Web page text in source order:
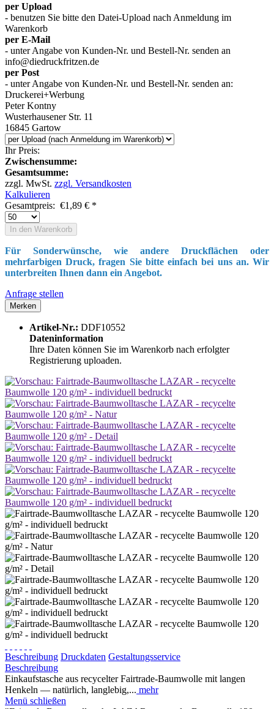
per Upload
- benutzen Sie bitte den Datei-Upload nach Anmeldung im
Warenkorb
per E-Mail
- unter Angabe von Kunden-Nr. und Bestell-Nr. senden an
info@diedruckfritzen.de
per Post
- unter Angabe von Kunden-Nr. und Bestell-Nr. senden an:
Druckerei+Werbung
Peter Kontny
Wusterhausener Str. 11
16845 Gartow
Ihr Preis:
Zwischensumme:
Gesamtsumme:
zzgl. MwSt. zzgl. Versandkosten
Kalkulieren
Gesamtpreis: €1,89 € *
In den Warenkorb
Für Sonderwünsche, wie andere Druckflächen oder
mehrfarbigen Druck, fragen Sie bitte einfach bei uns an. Wir
unterbreiten Ihnen dann ein Angebot.
Anfrage stellen
Merken
Artikel-Nr.: DDF10552
Dateninformation
Ihre Daten können Sie im Warenkorb nach erfolgter
Registrierung uploaden.
Beschreibung Druckdaten Gestaltungsservice
Beschreibung
Einkaufstasche aus recycelter Fairtrade-Baumwolle mit langen
Henkeln — natürlich, langlebig,... mehr
Menü schließen